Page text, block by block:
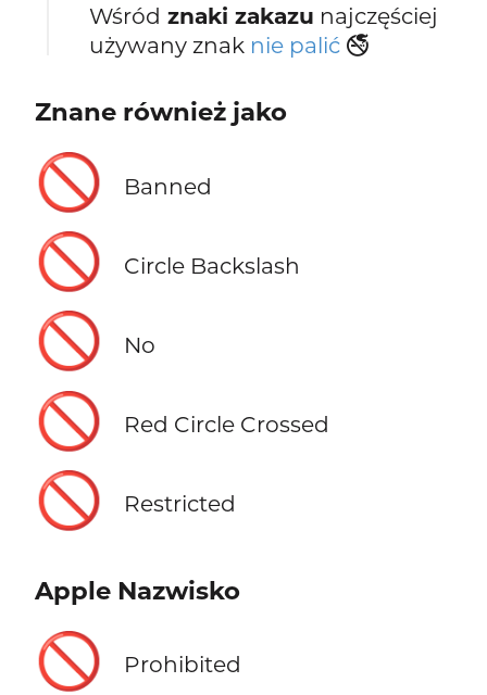
Wśród znaki zakazu najczęściej
używany znak nie palić 🚭
Znane również jako
🚫 Banned
🚫 Circle Backslash
🚫 No
🚫 Red Circle Crossed
🚫 Restricted
Apple Nazwisko
🚫 Prohibited